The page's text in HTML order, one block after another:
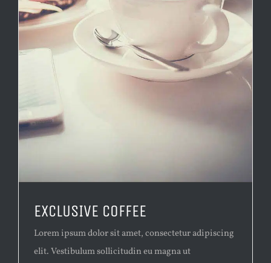
EXCLUSIVE COFFEE
Lorem ipsum dolor sit amet, consectetur adipiscing
elit. Vestibulum sollicitudin eu magna ut